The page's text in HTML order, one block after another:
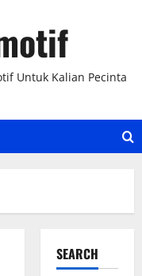
Untuk Kalian Pecinta
SEARCH